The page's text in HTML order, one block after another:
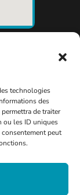
technologies
des
de traiter
ou les ID uniques
peut